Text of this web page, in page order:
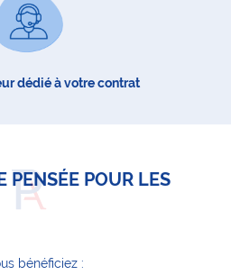
dédié à votre contrat
PENSÉE POUR LES
bénéficiez :